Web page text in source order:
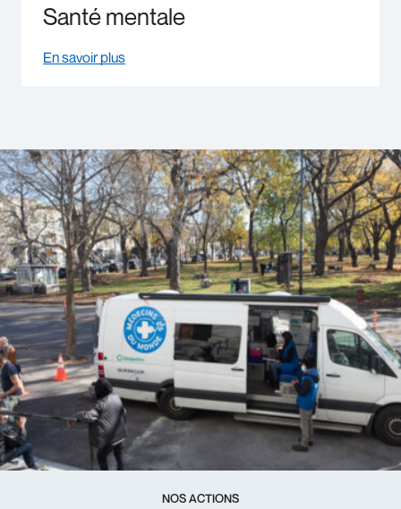
Santé mentale
En savoir plus
NOS ACTIONS